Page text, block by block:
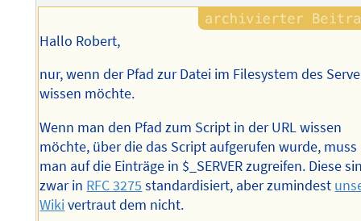
Hallo Robert,
nur, wenn der Pfad zur Datei im Filesystem des
wissen möchte.
Wenn man den Pfad zum Script in der URL wissen
möchte, über die das Script aufgerufen wurde, muss
man auf die Einträge in $_SERVER zugreifen. Diese
zwar in RFC 3275 standardisiert, aber zumindest
Wikivertraut dem nicht.